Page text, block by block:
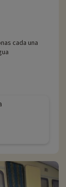
practicar su
en las camas
gran hoguera para
malvaviscos.
rutas de
a los deportes
numerosos
cada una